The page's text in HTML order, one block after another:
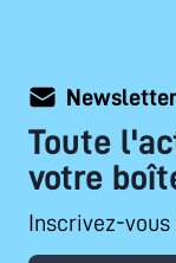
Newsletter
Toute
votre
Inscrivez-vous